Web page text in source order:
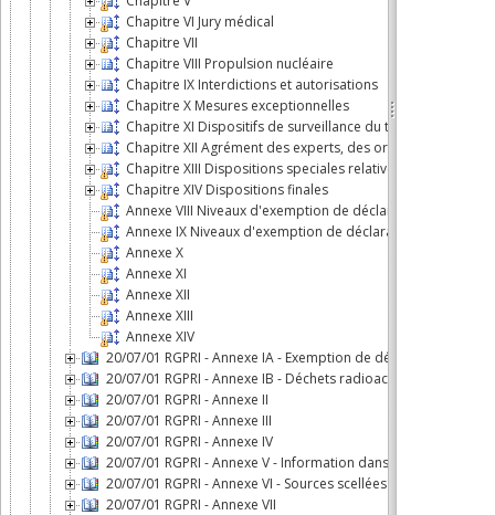
Chapitre VI Jury médical
Chapitre VII
Chapitre VIII Propulsion nucléaire
Chapitre IX Interdictions et autorisations
Chapitre X Mesures exceptionnelles
Chapitre XI Dispositifs de surveillance du territoire et de
Chapitre XII Agrément des experts, des organismes et des
Chapitre XIII Dispositions speciales relatives aux sources
Chapitre XIV Dispositions finales
Annexe VIII Niveaux d'exemption de déclaration pour les
Annexe IX Niveaux d'exemption de déclaration pour les
Annexe X
Annexe XI
Annexe XII
Annexe XIII
Annexe XIV
20/07/01 RGPRI - Annexe IA - Exemption de déclaration
20/07/01 RGPRI - Annexe IB - Déchets radioactifs:
20/07/01 RGPRI - Annexe II
20/07/01 RGPRI - Annexe III
20/07/01 RGPRI - Annexe IV
20/07/01 RGPRI - Annexe V - Information dans les plans
20/07/01 RGPRI - Annexe VI - Sources scellées de haute
20/07/01 RGPRI - Annexe VII